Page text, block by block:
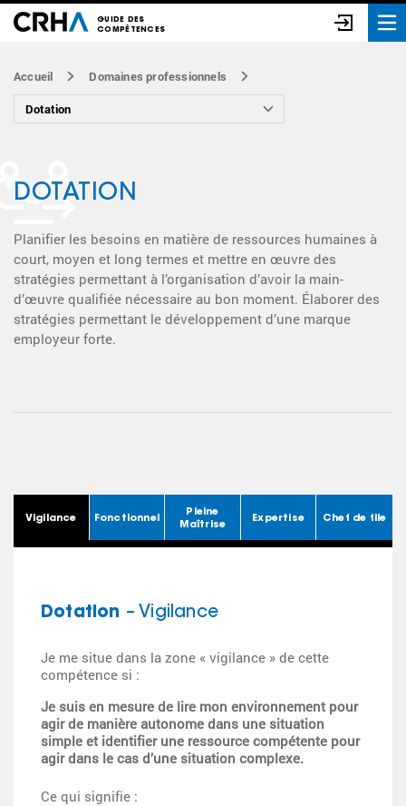
GUIDE DES
COMPÉTENCES
Accueil Domaines professionnels
DOTATION
Planifier les besoins en matière de ressources humaines à
court, moyen et long termes et mettre en œuvre des
stratégies permettant à l’organisation d’avoir la main-
d’œuvre qualifiée nécessaire au bon moment. Élaborer des
stratégies permettant le développement d’une marque
employeur forte.
Vigilance Fonctionnel
Pleine
Maîtrise
Expertise Chef de file
Dotation – Vigilance
Je me situe dans la zone « vigilance » de cette
compétence si :
Je suis en mesure de lire mon environnement pour
agir de manière autonome dans une situation
simple et identifier une ressource compétente pour
agir dans le cas d’une situation complexe.
Ce qui signifie :